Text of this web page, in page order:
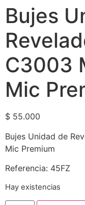
Bujes
C3003
Mic
$ 55.000
Bujes Unidad de
Mic Premium
Referencia: 45FZ
Hay existencias